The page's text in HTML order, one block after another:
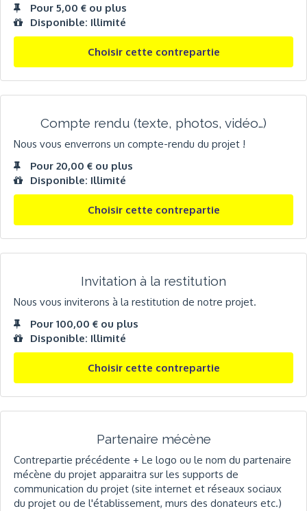
Pour 5,00 € ou plus
Disponible: Illimité
Choisir cette contrepartie
Compte rendu (texte, photos, vidéo…)
Nous vous enverrons un compte-rendu du projet !
Pour 20,00 € ou plus
Disponible: Illimité
Choisir cette contrepartie
Invitation à la restitution
Nous vous inviterons à la restitution de notre projet.
Pour 100,00 € ou plus
Disponible: Illimité
Choisir cette contrepartie
Partenaire mécène
Contrepartie précédente + Le logo ou le nom du partenaire
mécène du projet apparaitra sur les supports de
communication du projet (site internet et réseaux sociaux
du projet ou de l'établissement, murs des donateurs etc.)